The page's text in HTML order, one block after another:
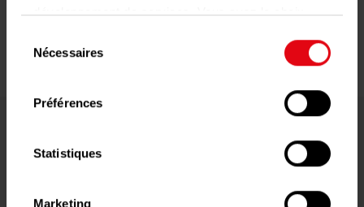
développement de services. Vous avez le choix
finalités. Vous pouvez modifier ou retirer votre
consentement à tout moment en consultant la
Déclaration relative aux cookies ou en cliquant sur
l'icône de confidentialité.
Si vous le permettez, nous aimerions également :
localisation géographique qui peuvent être
Nécessaires
Préférences
Statistiques
Marketing
transmission à distance.
En savoir plus